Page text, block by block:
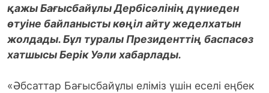
қажы Бағысбайұлы Дербісәлінің дүниеден
өтуіне байланысты көңіл айту жеделхатын
жолдады. Бұл туралы Президенттің баспасөз
хатшысы Берік Уәли хабарлады.
«Әбсаттар Бағысбайұлы еліміз үшін еселі еңбек